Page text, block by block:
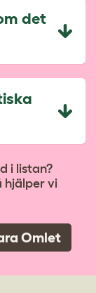
det
i listan?
hjälper vi
Omlet